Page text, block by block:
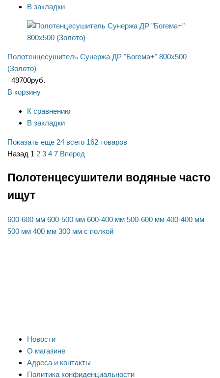
В закладки
Полотенцесушитель Сунержа ДР "Богема+" 800х500
(Золото)
49700руб.
В корзину
К сравнению
В закладки
Показать еще 24 всего 162 товаров
Назад 1 2 3 4 7 Вперед
Полотенцесушители водяные часто
ищут
600-600 мм 600-500 мм 600-400 мм 500-600 мм 400-400 мм
500 мм 400 мм 300 мм с полкой
Новости
О магазине
Адреса и контакты
Политика конфиденциальности